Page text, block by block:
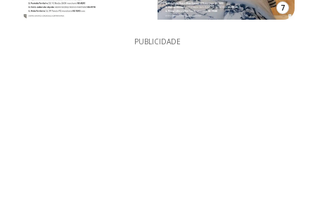
7
PUBLICIDADE